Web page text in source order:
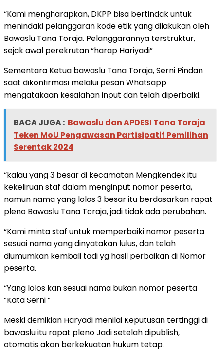
“Kami mengharapkan, DKPP bisa bertindak untuk
menindaki pelanggaran kode etik yang dilakukan oleh
Bawaslu Tana Toraja. Pelanggarannya terstruktur,
sejak awal perekrutan “harap Hariyadi”
Sementara Ketua bawaslu Tana Toraja, Serni Pindan
saat dikonfirmasi melalui pesan Whatsapp
mengatakaan kesalahan input dan telah diperbaiki.
BACA JUGA : Bawaslu dan APDESI Tana Toraja
Teken MoU Pengawasan Partisipatif Pemilihan
Serentak 2024
“kalau yang 3 besar di kecamatan Mengkendek itu
kekeliruan staf dalam menginput nomor peserta,
namun nama yang lolos 3 besar itu berdasarkan rapat
pleno Bawaslu Tana Toraja, jadi tidak ada perubahan.
“Kami minta staf untuk memperbaiki nomor peserta
sesuai nama yang dinyatakan lulus, dan telah
diumumkan kembali tadi yg hasil perbaikan di Nomor
peserta.
“Yang lolos kan sesuai nama bukan nomor peserta
“Kata Serni ”
Meski demikian Haryadi menilai Keputusan tertinggi di
bawaslu itu rapat pleno Jadi setelah dipublish,
otomatis akan berkekuatan hukum tetap.